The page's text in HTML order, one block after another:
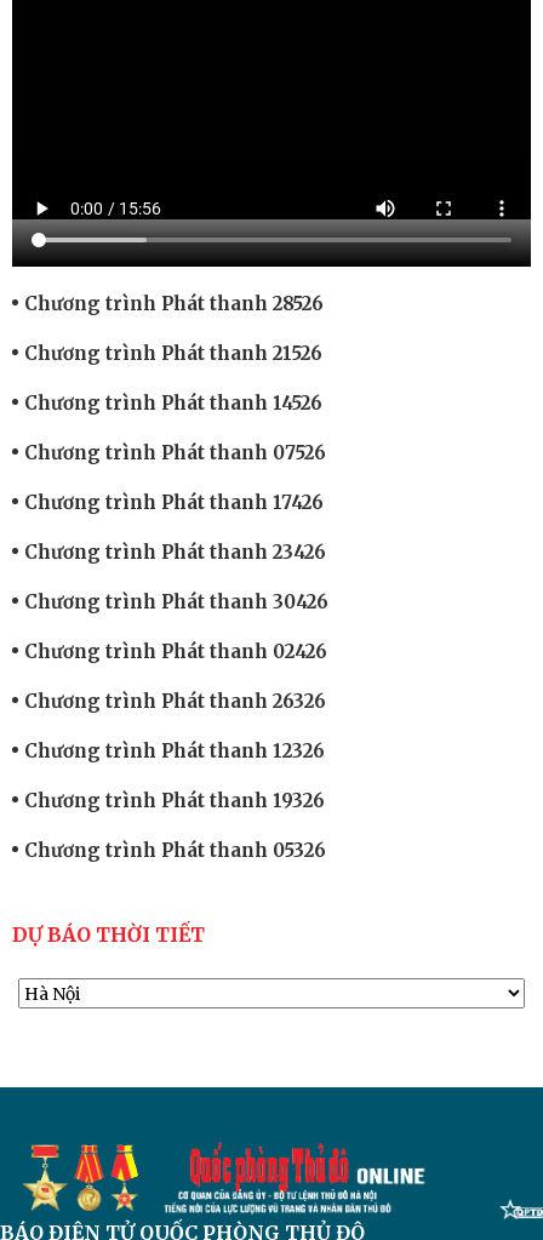
Chương trình Phát thanh 28526
Chương trình Phát thanh 21526
Chương trình Phát thanh 14526
Chương trình Phát thanh 07526
Chương trình Phát thanh 17426
Chương trình Phát thanh 23426
Chương trình Phát thanh 30426
Chương trình Phát thanh 02426
Chương trình Phát thanh 26326
Chương trình Phát thanh 12326
Chương trình Phát thanh 19326
Chương trình Phát thanh 05326
DỰ BÁO THỜI TIẾT
BÁO ĐIỆN TỬQUỐC PHÒNG THỦ ĐÔ